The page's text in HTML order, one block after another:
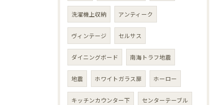
洗濯機上収納 アンティーク
ヴィンテージ セルサス
ダイニングボード 南海トラフ地震
地震 ホワイトガラス扉 ホーロー
キッチンカウンター下 センターテーブル